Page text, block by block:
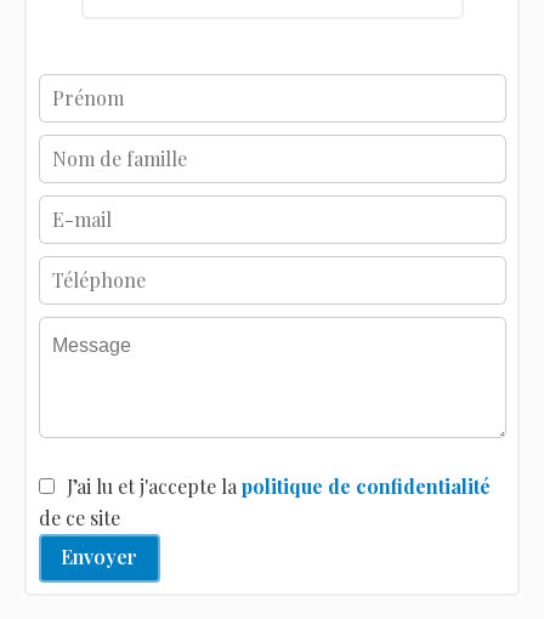
J’ai lu et j'accepte la politique de confidentialité
de ce site
Envoyer